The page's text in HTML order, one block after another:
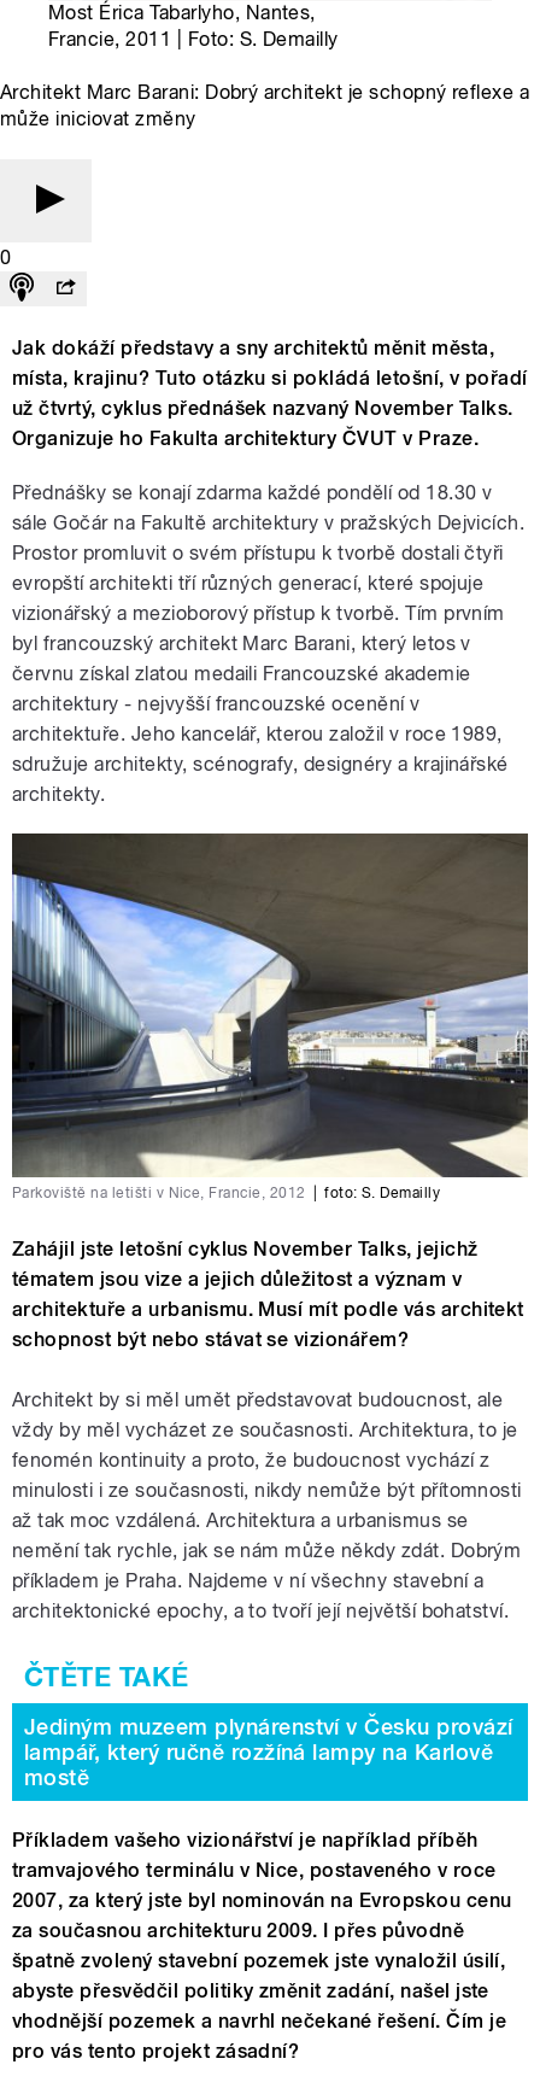
Most Érica Tabarlyho, Nantes,
Francie, 2011 | Foto: S. Demailly
Architekt Marc Barani: Dobrý architekt je schopný reflexe a
může iniciovat změny
0
Jak dokáží představy a sny architektů měnit města,
místa, krajinu? Tuto otázku si pokládá letošní, v pořadí
už čtvrtý, cyklus přednášek nazvaný November Talks.
Organizuje ho Fakulta architektury ČVUT v Praze.
Přednášky se konají zdarma každé pondělí od 18.30 v
sále Gočár na Fakultě architektury v pražských Dejvicích.
Prostor promluvit o svém přístupu k tvorbě dostali čtyři
evropští architekti tří různých generací, které spojuje
vizionářský a mezioborový přístup k tvorbě. Tím prvním
byl francouzský architekt Marc Barani, který letos v
červnu získal zlatou medaili Francouzské akademie
architektury - nejvyšší francouzské ocenění v
architektuře. Jeho kancelář, kterou založil v roce 1989,
sdružuje architekty, scénografy, designéry a krajinářské
architekty.
Parkoviště na letišti v Nice, Francie, 2012 foto:S. Demailly
Zahájil jste letošní cyklus November Talks, jejichž
tématem jsou vize a jejich důležitost a význam v
architektuře a urbanismu. Musí mít podle vás architekt
schopnost být nebo stávat se vizionářem?
Architekt by si měl umět představovat budoucnost, ale
vždy by měl vycházet ze současnosti. Architektura, to je
fenomén kontinuity a proto, že budoucnost vychází z
minulosti i ze současnosti, nikdy nemůže být přítomnosti
až tak moc vzdálená. Architektura a urbanismus se
nemění tak rychle, jak se nám může někdy zdát. Dobrým
příkladem je Praha. Najdeme v ní všechny stavební a
architektonické epochy, a to tvoří její největší bohatství.
Jediným muzeem plynárenství v Česku provází
lampář, který ručně rozžíná lampy na Karlově
mostě
Příkladem vašeho vizionářství je například příběh
tramvajového terminálu v Nice, postaveného v roce
2007, za který jste byl nominován na Evropskou cenu
za současnou architekturu 2009. I přes původně
špatně zvolený stavební pozemek jste vynaložil úsilí,
abyste přesvědčil politiky změnit zadání, našel jste
vhodnější pozemek a navrhl nečekané řešení. Čím je
pro vás tento projekt zásadní?